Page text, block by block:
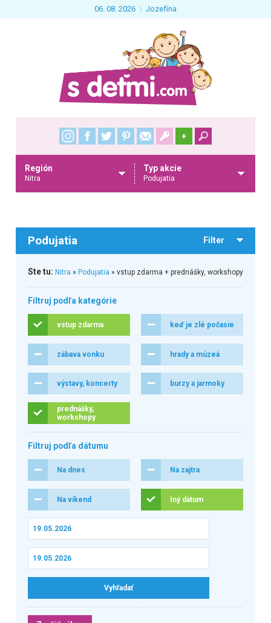
06. 08. 2026 Jozefína
+
Región
Nitra
Typ akcie
Podujatia
Podujatia Filter
Ste tu: Nitra » Podujatia » vstup zdarma + prednášky, workshopy
Filtruj podľa kategórie
vstup zdarma keď je zlé počasie
zábava vonku hrady a múzeá
výstavy, koncerty burzy a jarmoky
prednášky,
workshopy
Filtruj podľa dátumu
Na dnes Na zajtra
Na víkend Iný dátum